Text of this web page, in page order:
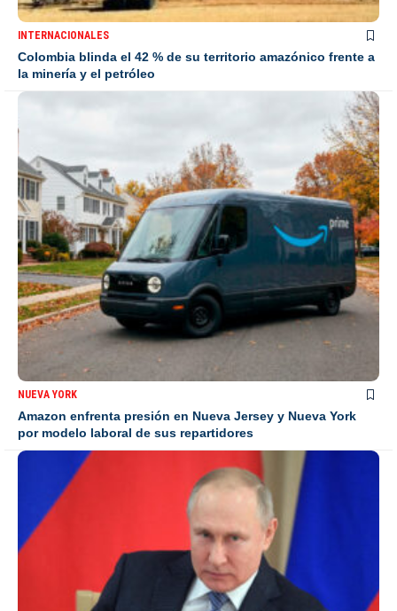
INTERNACIONALES
Colombia blinda el 42 % de su territorio amazónico frente a
la minería y el petróleo
NUEVA YORK
Amazon enfrenta presión en Nueva Jersey y Nueva York
por modelo laboral de sus repartidores